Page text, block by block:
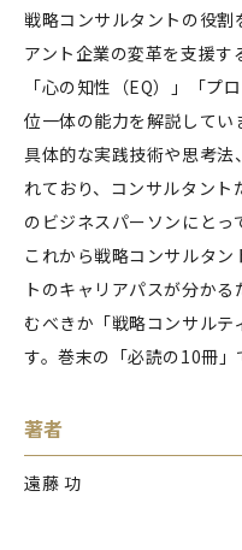
戦略コンサルタントの役割
アント企業の変革を支援す
「心の知性（EQ）」「プ
位一体の能力を解説してい
具体的な実践技術や思考法
れており、コンサルタント
のビジネスパーソンにとっ
これから戦略コンサルタ
トのキャリアパスが分か
むべきか「戦略コンサル
す。巻末の「必読の10冊」
著者
遠藤 功